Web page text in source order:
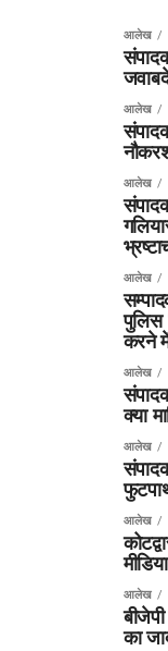
आलेख
आलेख
आलेख
आलेख
पुलिस
करने
आलेख
क्या
आलेख
आलेख
आलेख
का